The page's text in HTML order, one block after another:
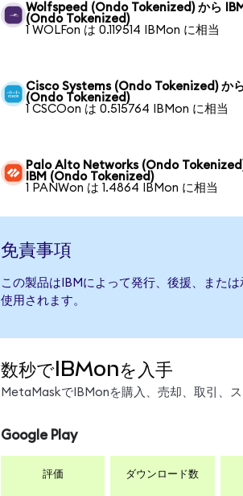
Wolfspeed (Ondo Tokenized) から IBM
(Ondo Tokenized)
1 WOLFon は 0.119514 IBMon に相当
Cisco Systems (Ondo Tokenized) か
(Ondo Tokenized)
1 CSCOon は 0.515764 IBMon に相当
Palo Alto Networks (Ondo
IBM (Ondo Tokenized)
1 PANWon は 1.4864 IBMon に相当
免責事項
この製品はIBMによって発行、後援、また
使用されます。
数秒でIBMonを入手
MetaMaskでIBMonを購入、売却、取引、
Google Play
評価 ダウンロード数